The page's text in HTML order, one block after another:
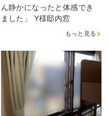
ん静かになったと体感でき
ました」 Y様邸内窓
もっと見る